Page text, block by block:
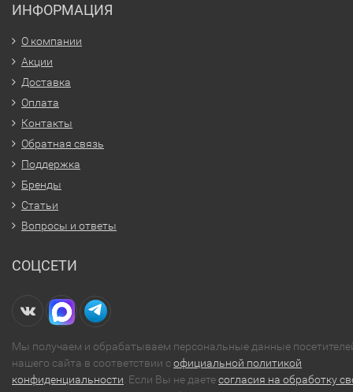
ИНФОРМАЦИЯ
О компании
Акции
Доставка
Оплата
Контакты
Обратная связь
Поддержка
Бренды
Статьи
Вопросы и ответы
СОЦСЕТИ
Мы получаем и обрабатываем персональные данные
нашего сайта в соответствии софициальной политикой
конфиденциальности . Если Вы не даетесогласия на обработку